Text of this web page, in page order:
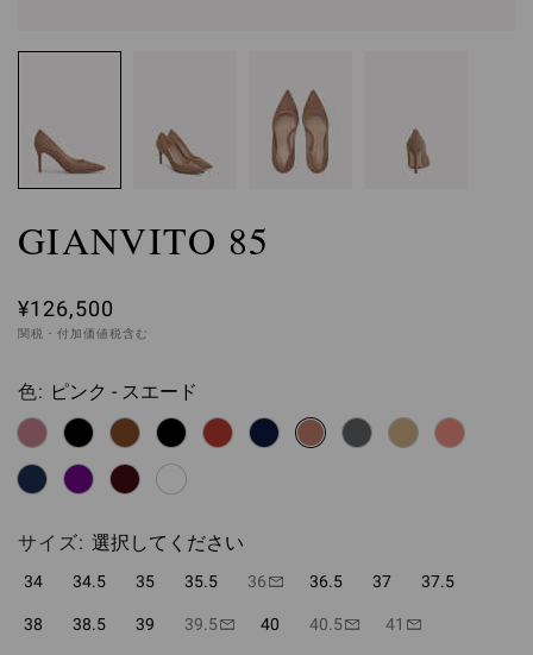
GIANVITO 85
¥126,500
関税・付加価値税含む
色: 選択してください
ピンク - スエード
サイズ: 選択してください
34 34.5 35 35.5 36 36.5 37 37.5
38 38.5 39 39.5 40 40.5 41